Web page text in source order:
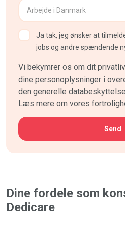
Ja tak, jeg ønsker at
jobs og andre spændende
Vi bekymrer os om dit
dine personoplysninger i
den generelle
Læs mere om vores
CAPTCHA
Dine fordele som
Dedicare